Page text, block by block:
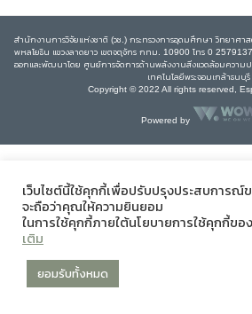
สำนักงานการวิจัยแห่งชาติ (วช.) กระทรวงการอุดมศึกษา วิทยาศา
พหลโยธิน แขวงลาดยาว เขตจตุจักร กทม. 10900 โทร 0
ออกและพัฒนาโดย ศูนย์การจัดการด้านพลังงานสิ่งแวดล้อมความ
เทคโนโลยีพระจอมเกล้าธนบุรี
Copyright © 2022 All rights reserved,
Powered by
เว็บไซต์นี้ใช้คุกกี้เพื่อปรับปรุงประสบการณ์
จะถือว่าคุณให้ความยินยอม
ในการใช้คุกกี้ภายใต้นโยบายการใช้คุกกี้ของ
เติม
ยอมรับทั้งหมด